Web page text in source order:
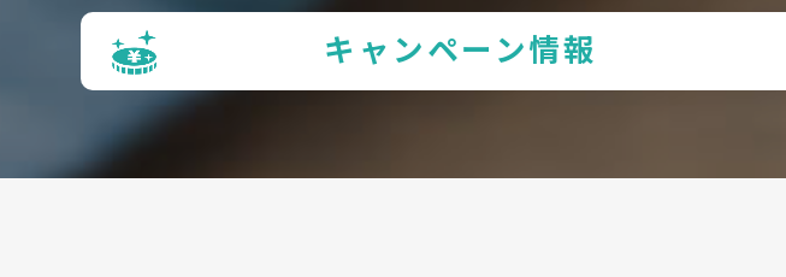
キャンペーン情報